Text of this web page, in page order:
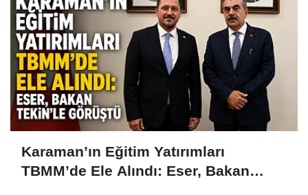
Karaman’ın Eğitim Yatırımları
TBMM’de Ele Alındı: Eser, Bakan